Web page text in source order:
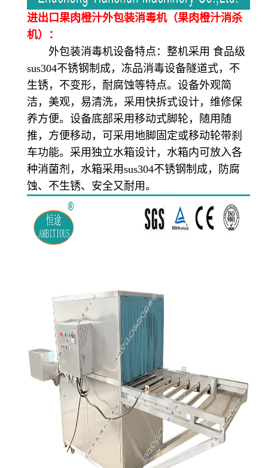
进出口果肉橙汁外包装消毒机（果肉橙汁消杀
机）：
外包装消毒机设备特点：整机采用 食品级
sus304不锈钢制成，冻品消毒设备隧道式，不
生锈，不变形，耐腐蚀等特点。设备外观简
洁，美观，易清洗，采用快拆式设计，维修保
养方便。设备底部采用移动式脚轮，随用随
推，方便移动，可采用地脚固定或移动轮带刹
车功能。采用独立水箱设计，水箱内可放入各
种消菌剂，水箱采用sus304不锈钢制成，防腐
蚀、不生锈、安全又耐用。